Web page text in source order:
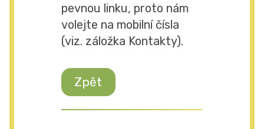
pevnou linku, proto nám
volejte na mobilní čísla
(viz. záložka Kontakty).
Zpět